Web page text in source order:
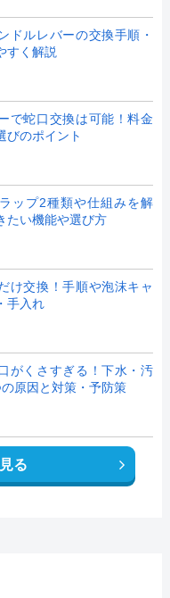
ドルレバーの交換手順・
すく解説
で蛇口交換は可能！料金
びのポイント
ップ2種類や仕組みを解
たい機能や選び方
け交換！手順や泡沫キャ
手入れ
がくさすぎる！下水・汚
原因と対策・予防策
る